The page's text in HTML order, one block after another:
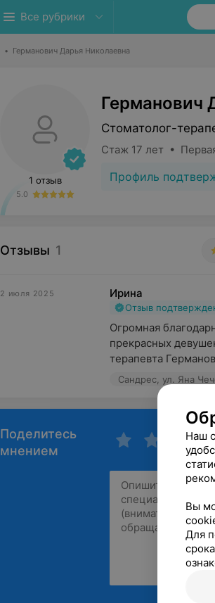
Все рубрики
• Германович Дарья Николаевна
1 отзыв
5.0
Германович
Стоматолог-
Стаж 17 лет •
Профиль
Отзывы 1
2 июля 2025 Ирина
Отзыв
Огромная
прекрасных
терапевта
Сандрес, ул. Яна
Поделитесь
мнением
Наш
Вы
Для